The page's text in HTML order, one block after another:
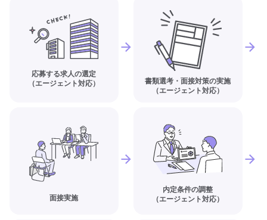
応募する求人の選定
（エージェント対応）
書類選考・面接対策の実施
（エージェント対応）
面接実施
内定条件の調整
（エージェント対応）